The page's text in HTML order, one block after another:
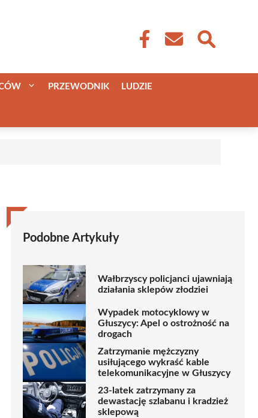
PRZEWODNIK LUDZIE
Podobne Artykuły
Wałbrzyscy policjanci ujawniają
działania sklepów złodziei
Wypadek motocyklowy w
Głuszycy: Apel o ostrożność na
drogach
Zatrzymanie mężczyzny
usiłującego wykraść kable
telekomunikacyjne w Głuszycy
23-latek zatrzymany za
dewastację szlabanu i kradzież
sklepową